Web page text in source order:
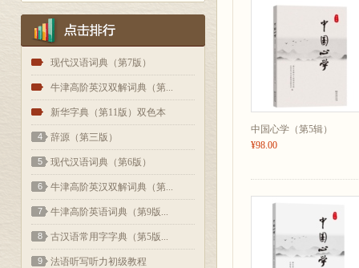
1 现代汉语词典（第7版）
2 牛津高阶英汉双解词典（第...
3 新华字典（第11版）双色本
4 辞源（第三版）
5 现代汉语词典（第6版）
6 牛津高阶英汉双解词典（第...
7 牛津高阶英语词典（第9版...
8 古汉语常用字字典（第5版...
9 法语听写听力初级教程
中国心学（第5辑）
¥98.00